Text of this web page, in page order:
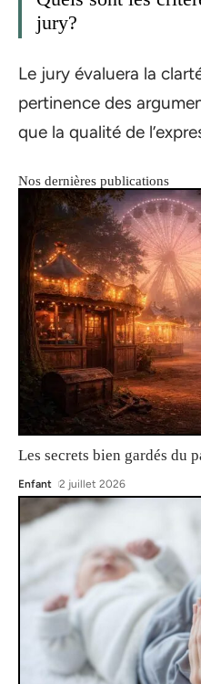
jury?
Le jury évaluera la
pertinence des
que la qualité de
Nos dernières publications
Les secrets bien gardés du
Enfant 2 juillet 2026